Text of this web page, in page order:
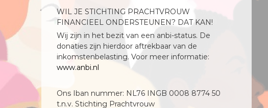
WIL JE STICHTING PRACHTVROUW
FINANCIEEL ONDERSTEUNEN? DAT KAN!
Wij zijn in het bezit van een anbi-status. De
donaties zijn hierdoor aftrekbaar van de
inkomstenbelasting. Voor meer informatie:
www.anbi.nl
Ons Iban nummer: NL76 INGB 0008 8774 50
t.n.v. Stichting Prachtvrouw